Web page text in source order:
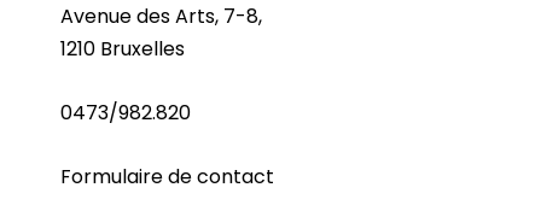
Avenue des Arts, 7-8,
1210 Bruxelles
0473/982.820
Formulaire de contact